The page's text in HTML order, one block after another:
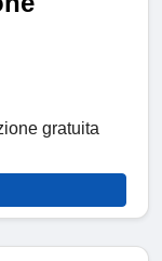
gratuita